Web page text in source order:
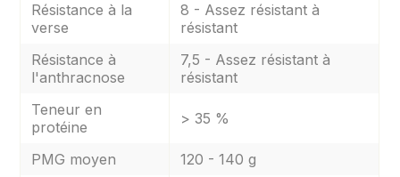
Résistance à la
verse
8 - Assez résistant à
résistant
Résistance à
l'anthracnose
7,5 - Assez résistant à
résistant
Teneur en
protéine
> 35 %
PMG moyen
120 - 140 g